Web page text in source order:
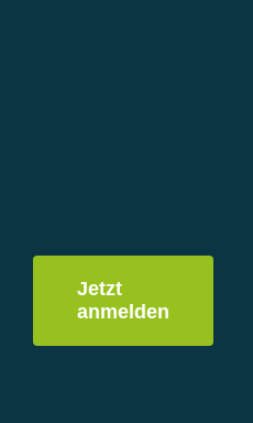
Jetzt
anmelden